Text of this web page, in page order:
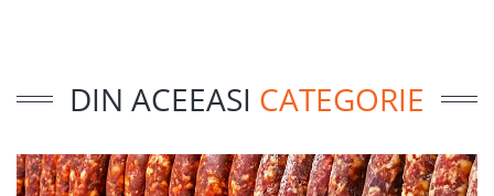
DIN ACEEASI CATEGORIE